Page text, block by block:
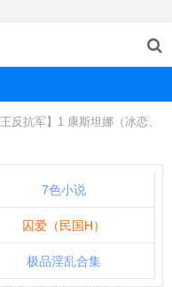
王反抗军】1 康斯坦娜（冰恋、
7色小说
囚爱（民国H）
极品淫乱合集